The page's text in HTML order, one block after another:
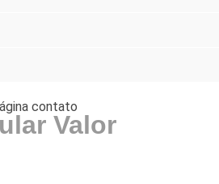
Valor